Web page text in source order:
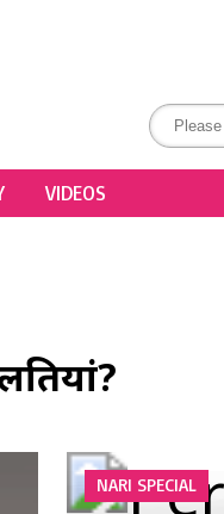
VIDEOS
NARI SPECIAL